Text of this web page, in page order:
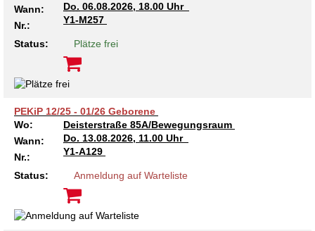
Kindertagesstätte Tresckowstraße
Kindertagesstätte Wiehbergstraße
Wann:
Do. 06.08.2026, 18.00 Uhr
Nr.:
Y1-M257
Status: Plätze frei
PEKiP 12/25 - 01/26 Geborene
Wo:
Deisterstraße 85A/Bewegungsraum
Wann:
Do. 13.08.2026, 11.00 Uhr
Nr.:
Y1-A129
Status: Anmeldung auf Warteliste